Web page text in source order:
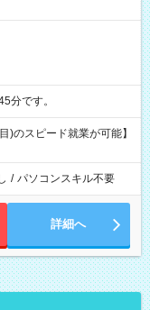
45分です。
)のスピード就業が可能】
/ パソコンスキル不要
詳細へ